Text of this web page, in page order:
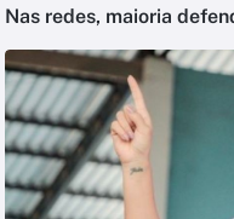
Nas redes, maioria